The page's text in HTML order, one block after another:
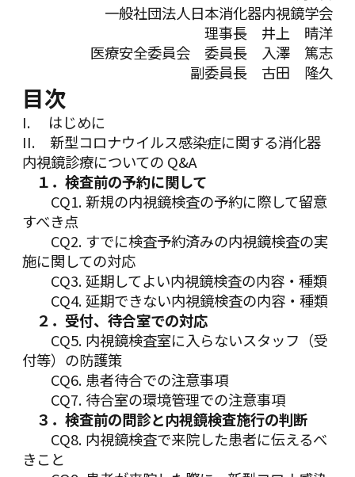
一般社団法人日本消化器内視鏡学会
理事長 井上 晴洋
医療安全委員会 委員長 入澤 篤志
副委員長 古田 隆久
目次
I. はじめに
II. 新型コロナウイルス感染症に関する消化器
内視鏡診療についての Q&A
１．検査前の予約に関して
CQ1. 新規の内視鏡検査の予約に際して留意
すべき点
CQ2. すでに検査予約済みの内視鏡検査の実
施に関しての対応
CQ3. 延期してよい内視鏡検査の内容・種類
CQ4. 延期できない内視鏡検査の内容・種類
２．受付、待合室での対応
CQ5. 内視鏡検査室に入らないスタッフ（受
付等）の防護策
CQ6. 患者待合での注意事項
CQ7. 待合室の環境管理での注意事項
３．検査前の問診と内視鏡検査施行の判断
CQ8. 内視鏡検査で来院した患者に伝えるべ
きこと